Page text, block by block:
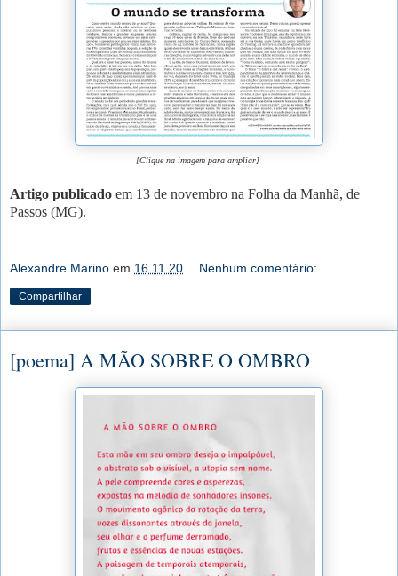
[Clique na imagem para ampliar]
Artigo publicado em 13 de novembro na Folha da Manhã, de
Passos (MG).
Alexandre Marino em 16.11.20 Nenhum comentário:
Compartilhar
[poema] A MÃO SOBRE O OMBRO